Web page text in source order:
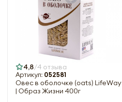
4,8 4 отзыва
Артикул: 052581
Овес в оболочке (oats) LifeWay
| Образ Жизни 400г